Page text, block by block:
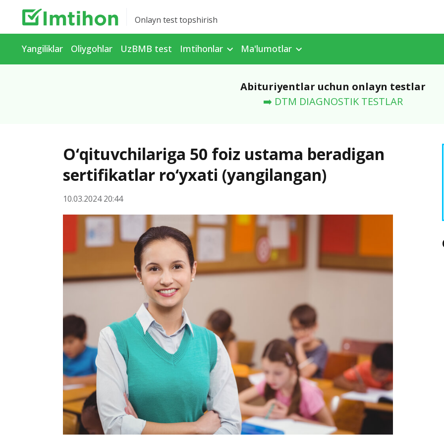
Onlayn test topshirish
Yangiliklar Oliygohlar UzBMB test Imtihonlar Ma'lumotlar
Abituriyentlar uchun onlayn testlar
➡️ DTM DIAGNOSTIK TESTLAR
O‘qituvchilariga 50 foiz ustama beradigan
sertifikatlar ro‘yxati (yangilangan)
10.03.2024 20:44